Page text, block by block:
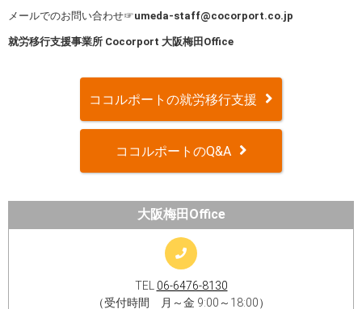
メールでのお問い合わせ☞umeda-staff@cocorport.co.jp
就労移行支援事業所 Cocorport 大阪梅田 Office
ココルポートの就労移行支援
ココルポートのQ&A
大阪梅田Office
TEL 06-6476-8130
（受付時間 月～金 9:00～18:00）